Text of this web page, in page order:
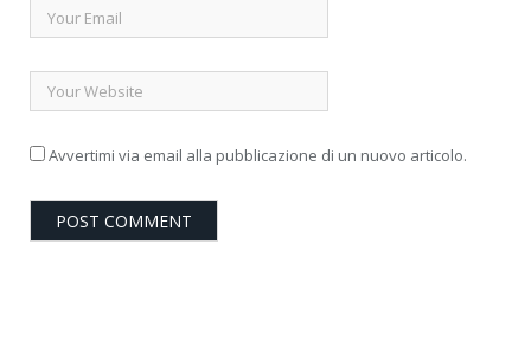
Avvertimi via email alla pubblicazione di un nuovo articolo.